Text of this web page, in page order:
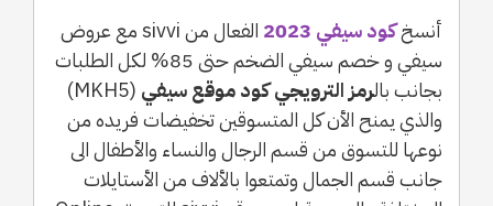
أنسخكود سيفي 2023
الفعال من sivvi مع عروض
سيفي و خصم سيفي الضخم حتى 85% لكل الطلبات
بجانب بالرمز الترويجي كود موقع سيفي
(MKH5)
والذي يمنح الأن كل المتسوقين تخفيضات فريده من
نوعها للتسوق من قسم الرجال والنساء والأطفال الى
جانب قسم الجمال وتمتعوا بالألاف من الأستايلات